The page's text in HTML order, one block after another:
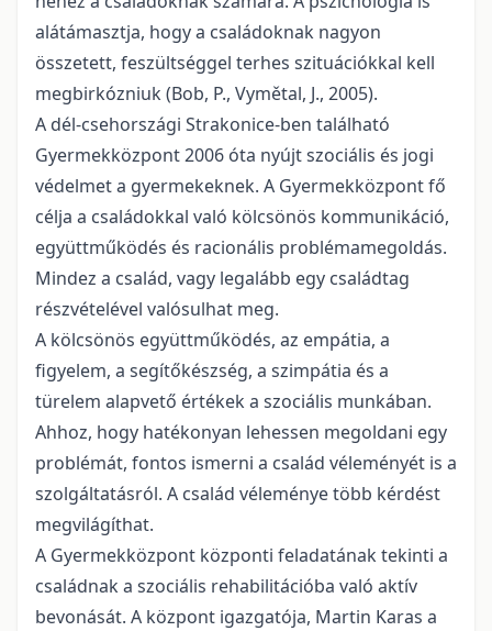
alátámasztja, hogy a családoknak nagyon
összetett, feszültséggel terhes szituációkkal kell
megbirkózniuk (Bob, P., Vymětal, J., 2005).
A dél-csehországi Strakonice-ben található
Gyermekközpont 2006 óta nyújt szociális és jogi
védelmet a gyermekeknek. A Gyermekközpont fő
célja a családokkal való kölcsönös kommunikáció,
együttműködés és racionális problémamegoldás.
Mindez a család, vagy legalább egy családtag
részvételével valósulhat meg.
A kölcsönös együttműködés, az empátia, a
figyelem, a segítőkészség, a szimpátia és a
türelem alapvető értékek a szociális munkában.
Ahhoz, hogy hatékonyan lehessen megoldani egy
problémát, fontos ismerni a család véleményét is a
szolgáltatásról. A család véleménye több kérdést
megvilágíthat.
A Gyermekközpont központi feladatának tekinti a
családnak a szociális rehabilitációba való aktív
bevonását. A központ igazgatója, Martin Karas a